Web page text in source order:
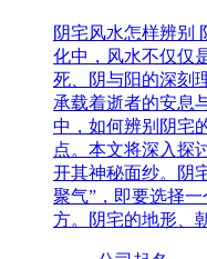
阴宅风水怎样辨别
化中，风水不仅仅
死、阴与阳的深刻
承载着逝者的安息
中，如何辨别阴宅
点。本文将深入探
开其神秘面纱。阴
聚气”，即要选择
方。阴宅的地形、